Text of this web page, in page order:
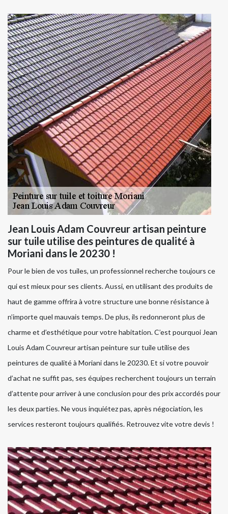
Jean Louis Adam Couvreur artisan peinture
sur tuile utilise des peintures de qualité à
Moriani dans le 20230 !
Pour le bien de vos tuiles, un professionnel recherche toujours ce
qui est mieux pour ses clients. Aussi, en utilisant des produits de
haut de gamme offrira à votre structure une bonne résistance à
n’importe quel mauvais temps. De plus, ils redonneront plus de
charme et d’esthétique pour votre habitation. C’est pourquoi Jean
Louis Adam Couvreur artisan peinture sur tuile utilise des
peintures de qualité à Moriani dans le 20230. Et si votre pouvoir
d’achat ne suffit pas, ses équipes recherchent toujours un terrain
d’attente pour arriver à une conclusion pour des prix accordés pour
les deux parties. Ne vous inquiétez pas, après négociation, les
services resteront toujours qualifiés. Retrouvez vite votre devis !